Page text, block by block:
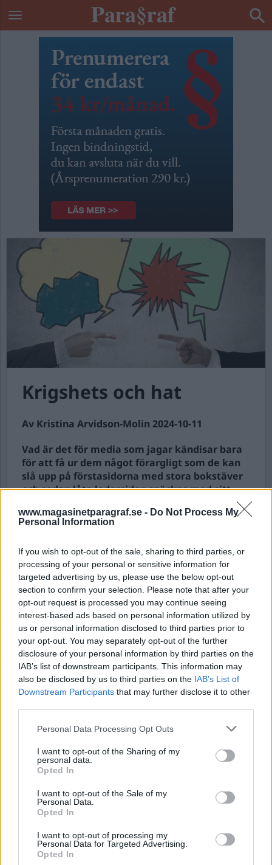
www.magasinetparagraf.se - Do Not Process My
Personal Information
If you wish to opt-out of the sale, sharing to third parties, or
processing of your personal or sensitive information for
targeted advertising by us, please use the below opt-out
section to confirm your selection. Please note that after your
opt-out request is processed you may continue seeing
interest-based ads based on personal information utilized by
us or personal information disclosed to third parties prior to
your opt-out. You may separately opt-out of the further
disclosure of your personal information by third parties on the
IAB’s list of downstream participants. This information may
also be disclosed by us to third parties on the IAB’s List of
Downstream Participants that may further disclose it to other
Personal Data Processing Opt Outs
I want to opt-out of the Sharing of my
personal data.
Opted In
I want to opt-out of the Sale of my
Personal Data.
Opted In
I want to opt-out of processing my
Personal Data for Targeted Advertising.
Opted In
Krigshets och hat
Av Kristina Arvidson-Molin 2024-10-11
Vad är det för media som jagar kändisar bara
för att få ur dem något förargligt som de kan
slå upp på förstasidorna med stora bokstäver
och sedan låta ledarsidan späckas med sitt
Lundborg som går ut på att häckla
Vänsterpartiet för at...
Börja prenumerera för att läsa detta innehåll.
Starta din prenumerationhär
Eller logga in på ditt konto nedan:
Password
Remember Me